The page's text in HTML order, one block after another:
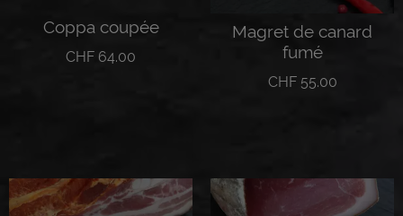
Coppa coupée
CHF 64.00
Magret de canard
fumé
CHF55.00